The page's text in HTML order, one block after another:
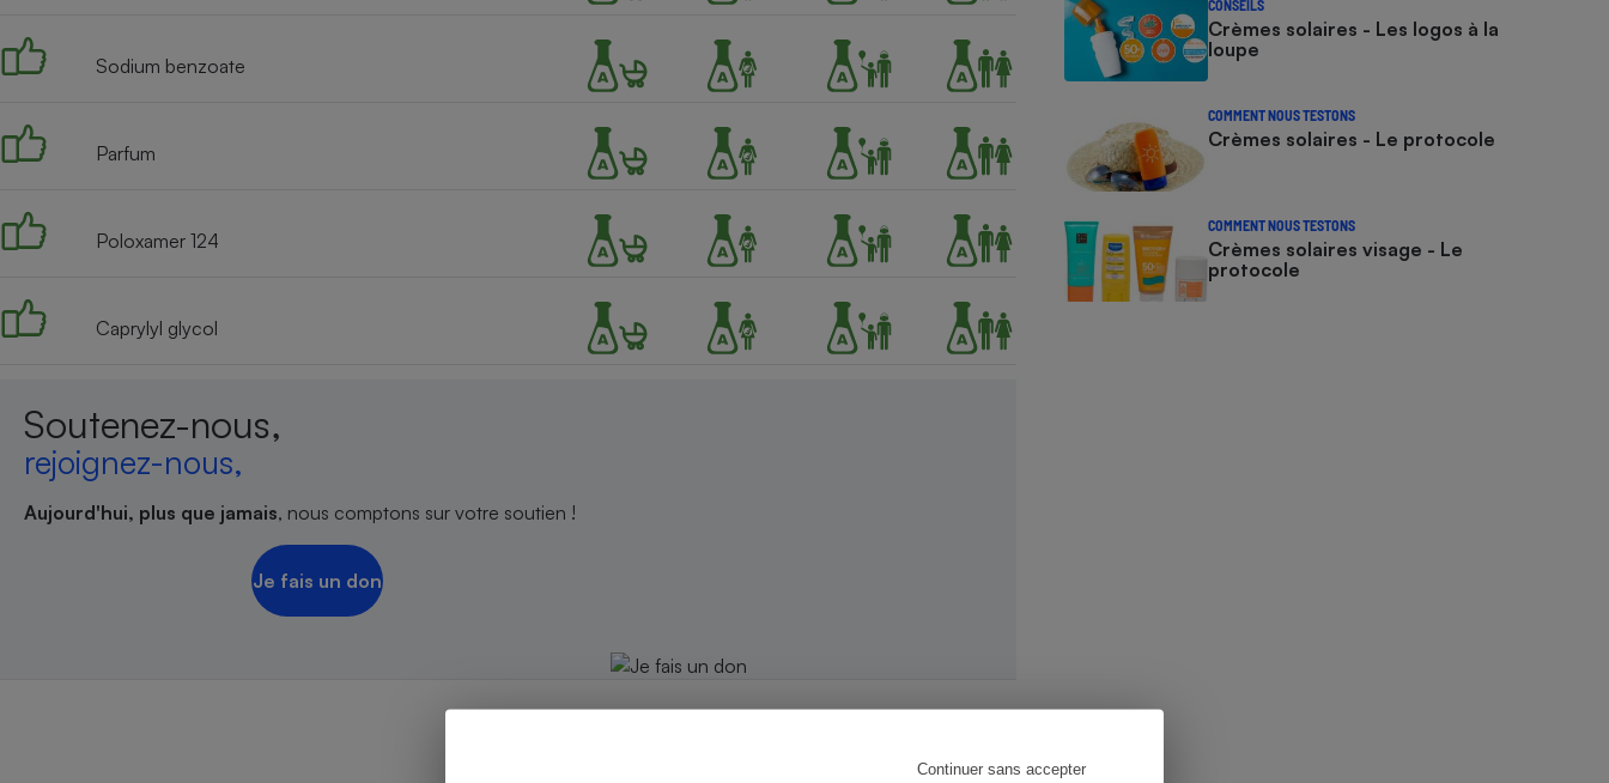
Continuer sans accepter
Sodium benzoate
Parfum
Poloxamer 124
Caprylyl glycol
Soutenez-nous,
rejoignez-nous,
Aujourd'hui, plus que jamais, nous comptons sur votre soutien !
Je fais un don
CONSEILS
Crèmes solaires - Les logos à la
loupe
COMMENT NOUS TESTONS
Crèmes solaires - Le protocole
COMMENT NOUS TESTONS
Crèmes solaires visage - Le
protocole
Four encastrable
Appareil photo
Électricité - Gaz
Lessive